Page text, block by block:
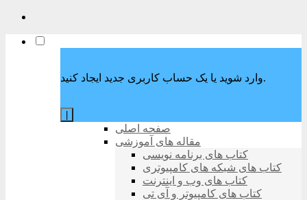
وارد شوید یا یک حساب کاربری جدید ایجاد کنید.
صفحه اصلی
مقاله های آموزشی
کتاب های برنامه نویسی
کتاب های شبکه های کامپیوتری
کتاب های وب و اینترنت
کتاب های کامپیوتر و آی تی